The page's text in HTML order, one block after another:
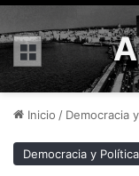
Menú
Inicio / Democracia
Democracia y Política